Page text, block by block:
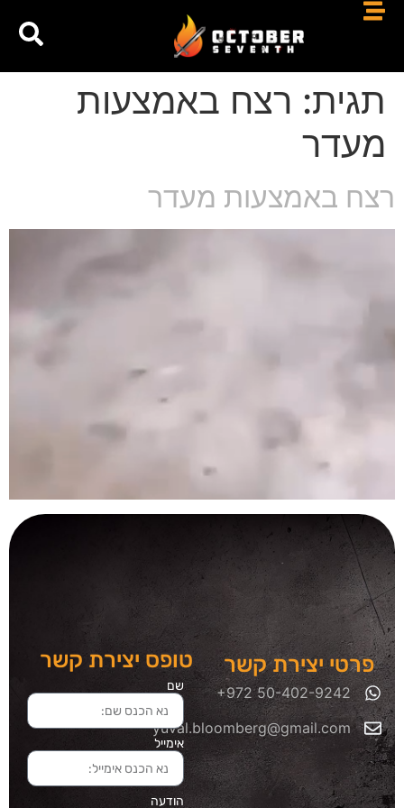
תגית: רצח באמצעות
מעדר
רצח באמצעות מעדר
פרטי יצירת קשר
yuval.bloomberg@gmail.com
טופס יצירת קשר
שם
אימייל
הודעה